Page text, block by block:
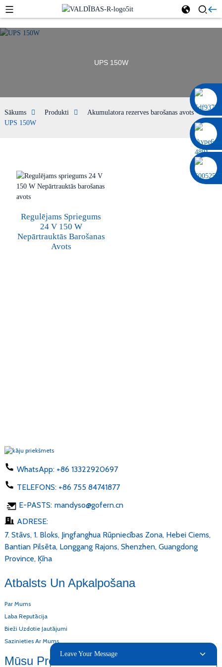
0086 13322920697
UPS 150W
Sākums Produkti
Akumulatora rezerves barošanas avots
UPS 150W
Regulējams Spriegums
24 V 150 W
Nepārtrauktās Barošanas
Avots
WhatsApp: +86 13322920697
TELEFONS: +86 755 84741877
E-PASTS: mandyso@gofern.cn
ADRESE:
7. Stāvs, 1. Bloks, Jingfanghua Rūpniecības Zona, Hebei Ciems,
Bantian Pilsēta, Longgang Rajons, Shenzhen, Guangdong
Province, Ķīna
Atbalsts Un Apkalpošana
Par Mums
Laba Reputācija
Bieži Uzdotie Jautājumi
Sazinieties Ar Mums
Mūsu Produkti
Leave Your Message